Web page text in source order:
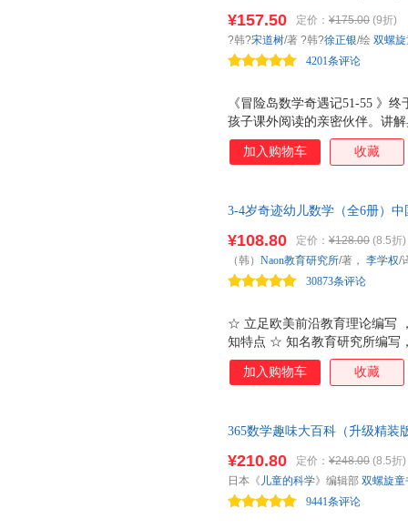
人》姊妹篇 ★ 《纽约时报》、
重要发声。 ★ 畅销 十几 年，
学教学大纲的重点部分：圆与
小数。用创造力解决问题，提
学习数学的强大自信。
《冒险岛数学奇遇记51-55 》
孩子课外阅读的亲密伙伴。讲
中国小学图书馆基本书目！涉
形、质数、比、二进制、立体
伙伴；讲解奥数解题技巧，带
入胜的情节，让孩子在数学学
数学，更好提升孩子思考力、
书。 ★首
¥157.50 定价： ¥175.00 (9折)
4201条评论
?韩?宋道树/著 ?韩?徐正银/绘 双螺
加入购物车 收藏
3-4岁奇迹幼儿数学（全6册）
所编写，立足欧美前沿教育理
利完成幼小衔接。）（双螺旋
☆ 立足欧美前沿教育理论编写
知特点 ☆ 知名教育研究所编写
理事长、华东师范大学终身教
强力推荐 ☆ 特级教师、全国优
过的数学知识，系统有规律地
子量身定做的趣味幼儿园数学
时附带游戏道具，与宝宝一起
¥108.80 定价： ¥128.00 (8.5折)
30873条评论
（韩） Naon教育研究所/著， 李学权/
加入购物车 收藏
365数学趣味大百科（升级精装
学强国一线名师教学心得，献
强省一线名师主持审读，复旦
力，让数学有料更有趣。
¥210.80 定价： ¥248.00 (8.5折)
9441条评论
日本《 儿童的科学》编辑部 双螺旋童